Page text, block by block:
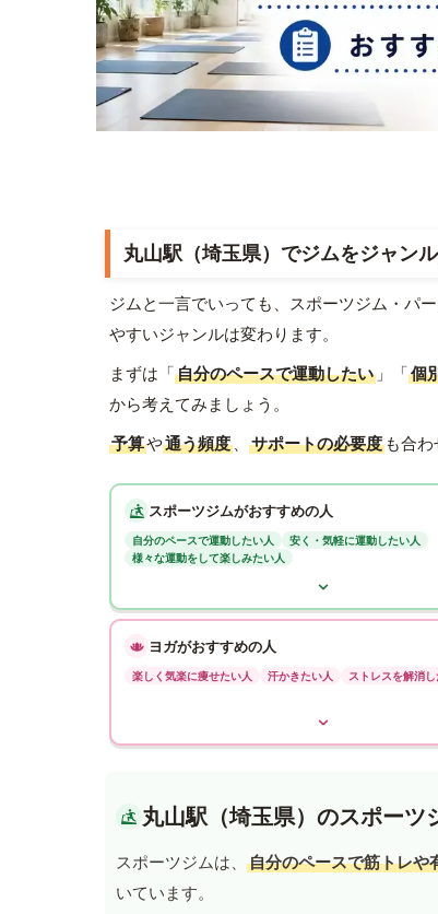
丸山駅（埼玉県）でジムをジャン
ジムと一言でいっても、スポーツジム・パ
やすいジャンルは変わります。
まずは「自分のペースで運動したい 」「個
から考えてみましょう。
予算や通う頻度 、 サポートの必要度 も合
スポーツジムがおすすめの人
自分のペースで運動したい人
安く・気軽に運動したい人
様々な運動をして楽しみたい人
ヨガがおすすめの人
楽しく気楽に痩せたい人 汗かきたい人 ストレスを解消し
丸山駅（埼玉県）のスポーツ
スポーツジムは、 自分のペースで筋トレや
いています。